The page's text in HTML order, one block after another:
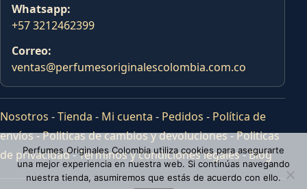
Whatsapp:
+57 3212462399
Correo:
ventas@perfumesoriginalescolombia.com.co
Nosotros -Tienda - Mi cuenta - Pedidos - Política de
envíos-Politicas de cambios y devoluciones-Politicas
de privacidad-Terminos y condiciones legales-Blog
Perfumes Originales Colombia utiliza cookies para asegurarte
una mejor experiencia en nuestra web. Si continúas navegando
nuestra tienda, asumiremos que estás de acuerdo con ello.